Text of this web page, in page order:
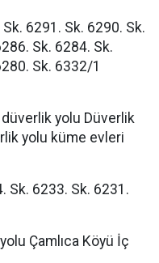
6291. Sk. 6290. Sk.
Sk. 6284. Sk.
Sk. 6332/1
yolu Düverlik
yolu küme evleri
Sk. 6233. Sk. 6231.
Çamlıca Köyü İç